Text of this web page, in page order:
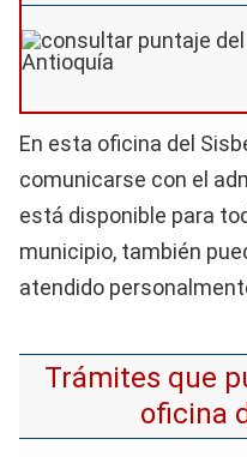
En esta oficina del
comunicarse con el
está disponible para
municipio, también
atendido
Trámites que
oficina